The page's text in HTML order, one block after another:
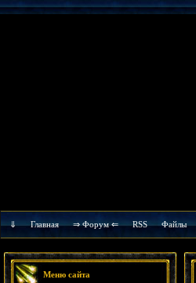
⇓ Главная ⇒ Форум ⇐ RSS Файлы
Меню сайта